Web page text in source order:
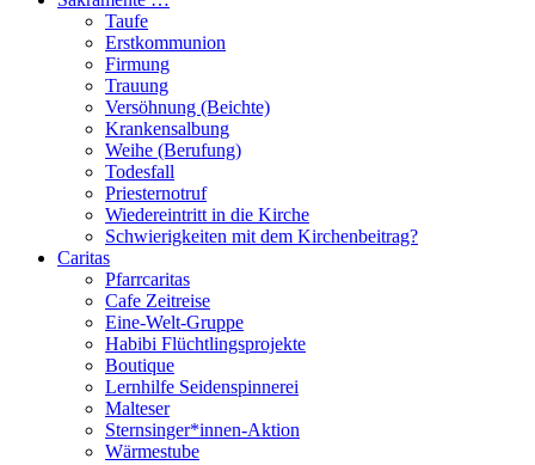
Taufe
Erstkommunion
Firmung
Trauung
Versöhnung (Beichte)
Krankensalbung
Weihe (Berufung)
Todesfall
Priesternotruf
Wiedereintritt in die Kirche
Schwierigkeiten mit dem Kirchenbeitrag?
Caritas
Pfarrcaritas
Cafe Zeitreise
Eine-Welt-Gruppe
Habibi Flüchtlingsprojekte
Boutique
Lernhilfe Seidenspinnerei
Malteser
Sternsinger*innen-Aktion
Wärmestube